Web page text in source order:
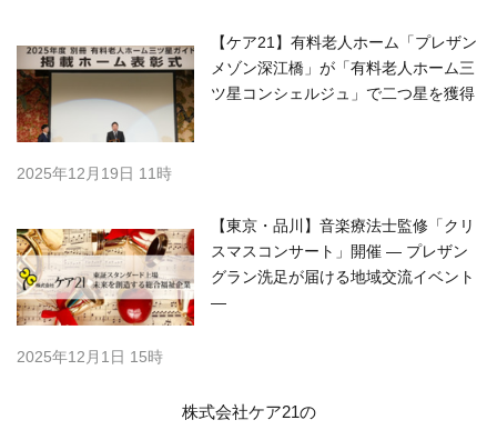
【ケア21】有料老人ホーム「プレザン
メゾン深江橋」が「有料老人ホーム三
ツ星コンシェルジュ」で二つ星を獲得
2025年12月19日 11時
【東京・品川】音楽療法士監修「クリ
スマスコンサート」開催 ― プレザン
グラン洗足が届ける地域交流イベント
―
2025年12月1日 15時
株式会社ケア21の